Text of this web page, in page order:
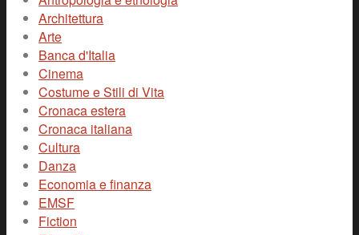
Architettura
Arte
Banca d'Italia
Cinema
Costume e Stili di Vita
Cronaca estera
Cronaca italiana
Cultura
Danza
Economia e finanza
EMSF
Fiction